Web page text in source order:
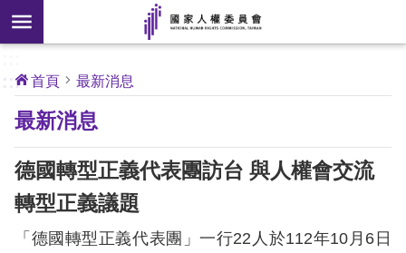
前往主要內容區塊
搜
尋
開
新
]
核
心
人
權
公
約
關
於
:::
首頁 最新消息
最新消息
德國轉型正義代表團訪台 與人權會交流
轉型正義議題
「德國轉型正義代表團」一行22人於112年10月6日